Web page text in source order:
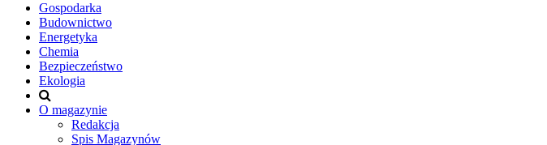
Gospodarka
Budownictwo
Energetyka
Chemia
Bezpieczeństwo
Ekologia
O magazynie
Redakcja
Spis Magazynów